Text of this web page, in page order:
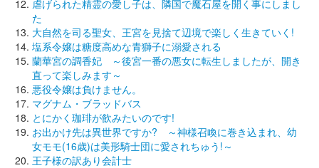
虐げられた精霊の愛し子は、隣国で魔石屋を開く事にしまし
た
大自然を司る聖女、王宮を見捨て辺境で楽しく生きていく!
塩系令嬢は糖度高めな青獅子に溺愛される
蘭華宮の調香妃 ～後宮一番の悪女に転生しましたが、開き
直って楽しみます～
悪役令嬢は負けません。
マグナム・ブラッドバス
とにかく珈琲が飲みたいのです!
お出かけ先は異世界ですか? ～神様召喚に巻き込まれ、幼
女モモ(16歳)は美形騎士団に愛されちゅう!～
王子様の訳あり会計士